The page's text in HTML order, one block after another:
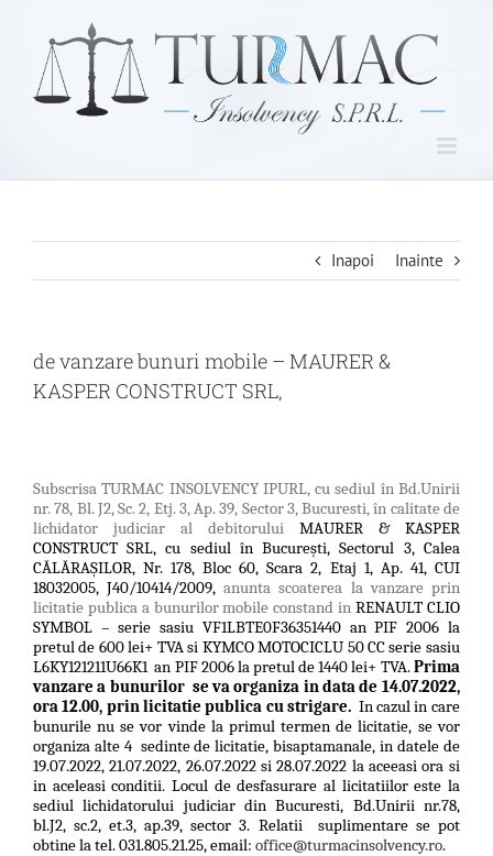
content
Inapoi Inainte
de vanzare bunuri mobile – MAURER &
KASPER CONSTRUCT SRL,
Subscrisa TURMAC INSOLVENCY IPURL, cu sediul în Bd.Unirii
nr. 78, Bl. J2, Sc. 2, Etj. 3, Ap. 39, Sector 3, Bucuresti, în calitate de
lichidator judiciar al debitorului MAURER & KASPER
CONSTRUCT SRL, cu sediul înBucureşti, Sectorul 3, Calea
CĂLĂRAŞILOR, Nr. 178, Bloc 60, Scara 2, Etaj 1, Ap. 41, CUI
18032005,J40/10414/2009,anunta scoaterea la vanzare prin
licitatie publica a bunurilor mobile constand in RENAULT CLIO
SYMBOL – serie sasiu VF1LBTE0F36351440 an PIF 2006 la
pretul de 600 lei+ TVA si KYMCO MOTOCICLU 50 CC serie sasiu
L6KY121211U66K1 an PIF 2006 la pretul de 1440 lei+ TVA.Prima
vanzare a bunurilor se va organiza in data de 14.07.2022,
ora 12.00, prin licitatie publica cu strigare. In cazul in care
bunurile nu se vor vinde la primul termen de licitatie, se vor
organiza alte 4 sedinte de licitatie, bisaptamanale, in datele de
19.07.2022, 21.07.2022, 26.07.2022 si 28.07.2022 la aceeasi ora si
in aceleasi conditii. Locul de desfasurare al licitatiilor este la
sediul lichidatorului judiciar din Bucuresti, Bd.Unirii nr.78,
bl.J2, sc.2, et.3, ap.39, sector 3. Relatii
suplimentare se pot
obtine la tel. 031.805.21.25, email: office@turmacinsolvency.ro.